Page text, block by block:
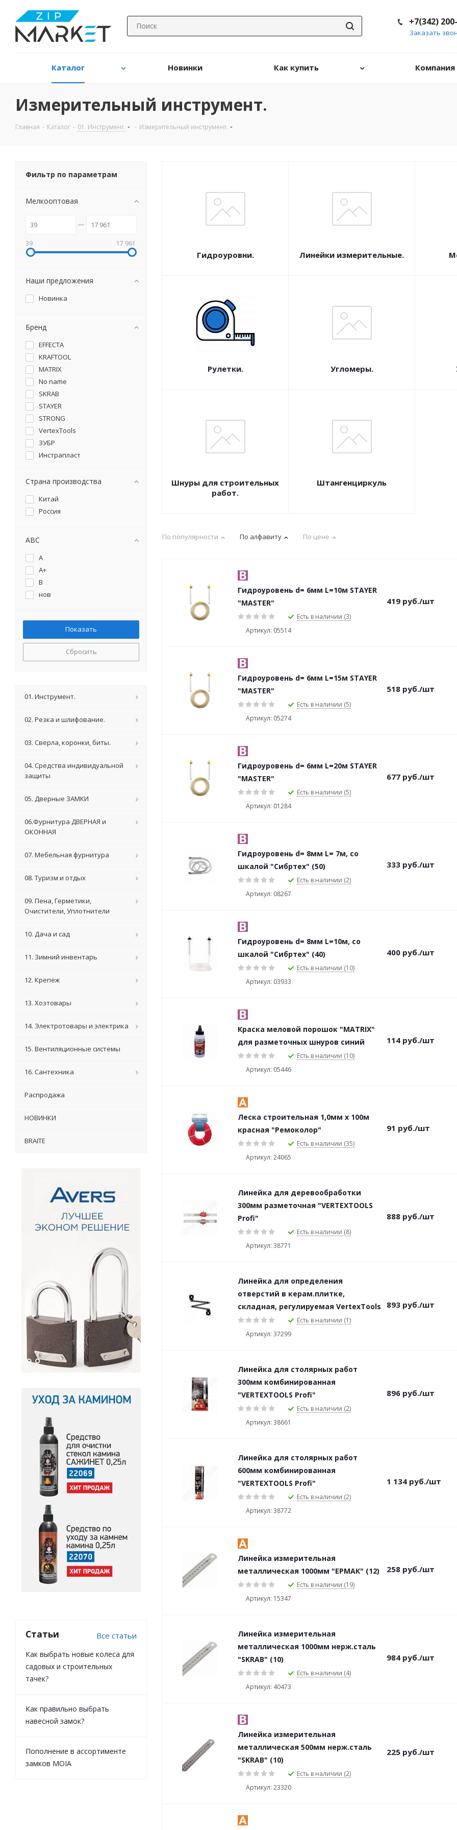
+7(342)
Заказать
Каталог Новинки Как купить Компания
Измерительный инструмент.
Главная - Каталог - 01. Инструмент. - Измерительный инструмент.
Гидроуровни. Линейки измерительные.
Рулетки. Угломеры.
Шнуры для строительных
работ.
Штангенциркуль
По популярности По алфавиту По цене
Гидроуровень d= 6мм L=10м STAYER
"MASTER"
Есть в наличии (3)
Артикул: 05514
419 руб./шт
Гидроуровень d= 6мм L=15м STAYER
"MASTER"
Есть в наличии (5)
Артикул: 05274
518 руб./шт
Гидроуровень d= 6мм L=20м STAYER
"MASTER"
Есть в наличии (5)
Артикул: 01284
677 руб./шт
Гидроуровень d= 8мм L= 7м, со
шкалой "Сибртех" (50)
Есть в наличии (2)
Артикул: 08267
333 руб./шт
Гидроуровень d= 8мм L=10м, со
шкалой "Сибртех" (40)
Есть в наличии (10)
Артикул: 03933
400 руб./шт
Краска меловой порошок "MATRIX"
для разметочных шнуров синий
Есть в наличии (10)
Артикул: 05446
114 руб./шт
Леска строительная 1,0мм х 100м
красная "Ремоколор"
Есть в наличии (35)
Артикул: 24065
91 руб./шт
Линейка для деревообработки
300мм разметочная "VERTEXTOOLS
Profi"
Есть в наличии (8)
Артикул: 38771
888 руб./шт
Линейка для определения
отверстий в керам.плитке,
складная, регулируемая VertexTools
Есть в наличии (1)
Артикул: 37299
893 руб./шт
Линейка для столярных работ
300мм комбинированная
"VERTEXTOOLS Profi"
Есть в наличии (2)
Артикул: 38661
896 руб./шт
Линейка для столярных работ
600мм комбинированная
"VERTEXTOOLS Profi"
Есть в наличии (2)
Артикул: 38772
1 134 руб./шт
Линейка измерительная
металлическая 1000мм "ЕРМАК" (12)
Есть в наличии (19)
Артикул: 15347
258 руб./шт
Линейка измерительная
металлическая 1000мм нерж.сталь
"SKRAB" (10)
Есть в наличии (4)
Артикул: 40473
984 руб./шт
Линейка измерительная
металлическая 500мм нерж.сталь
"SKRAB" (10)
Есть в наличии (2)
Артикул: 23320
225 руб./шт
Фильтр по параметрам
Мелкооптовая
39 17 961
Наши предложения
Новинка
Бренд
EFFECTA
KRAFTOOL
MATRIX
No name
SKRAB
STAYER
STRONG
VertexTools
ЗУБР
Инстрапласт
Сибртех
Страна производства
Китай
Россия
ABC
A
A+
B
нов
Сбросить
01. Инструмент.
02. Резка и шлифование.
03. Сверла, коронки, биты.
04. Средства индивидуальной
защиты
05. Дверные ЗАМКИ
06.Фурнитура ДВЕРНАЯ и
ОКОННАЯ
07. Мебельная фурнитура
08. Туризм и отдых
09. Пена, Герметики,
Очистители, Уплотнители
10. Дача и сад
11. Зимний инвентарь
12. Крепеж
13. Хозтовары
14. Электротовары и электрика
15. Вентиляционные системы
16. Сантехника
Распродажа
НОВИНКИ
BRAITE
Статьи Все статьи
Как выбрать новые колеса для
садовых и строительных
тачек?
Как правильно выбрать
навесной замок?
Пополнение в ассортименте
замков MOIA